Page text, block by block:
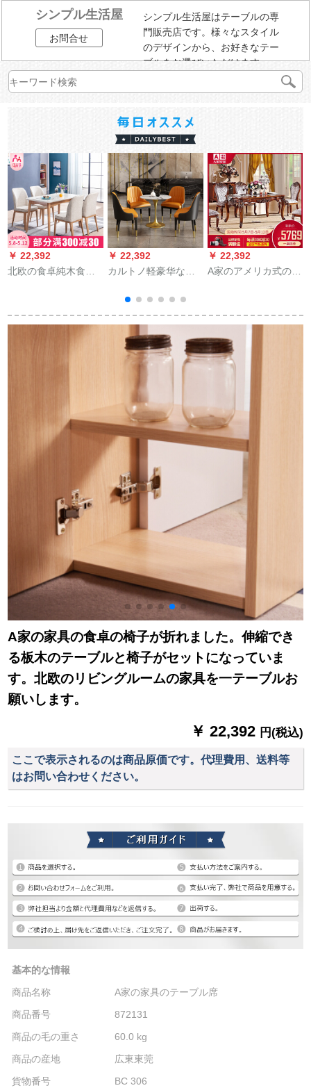
シンプル生活屋
お問合せ
シンプル生活屋はテーブルの専
門販売店です。様々なスタイル
のデザインから、お好きなテー
ブルをお選びいただけます。
￥ 22,392
北欧の食卓純木食テ
み合わせinsスチール
ーブル4つの椅子【柔
らかい椅子】
￥ 22,392
カルトノ軽豪华な商
组み合わせは丸テー
ブル一テーブルでご
ざいます。
￥ 22,392
A家のアメリカ式の食
食事をします。テー
み合わせはレストラ
ンの家具を組み合わ
A家の家具の食卓の椅子が折れました。伸縮でき
る板木のテーブルと椅子がセットになっていま
す。北欧のリビングルームの家具を一テーブルお
願いします。
￥ 22,392 円(税込)
ここで表示されるのは商品原価です。代理費用、送料等
はお問い合わせください。
基本的な情報
商品名称
A家の家具のテーブル席
商品番号
872131
商品の毛の重さ
60.0 kg
商品の産地
広東東莞
貨物番号
BC 306